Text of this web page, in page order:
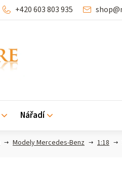
shop@
+420 603 803 935
Nářadí
Modely Mercedes-Benz 1:18